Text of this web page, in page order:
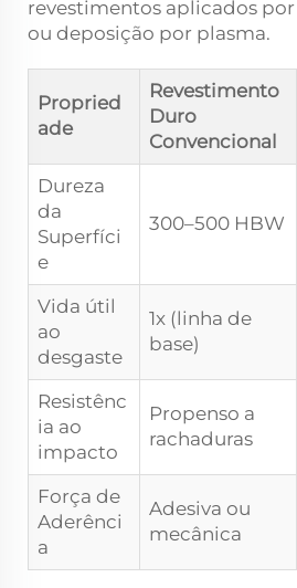
revestimentos aplicados
ou deposição por plasma.
Propried
ade
Revestimento
Duro
Convencional
Dureza
da
Superfíci
e
300–500 HBW
Vida útil
ao
desgaste
1x (linha de
base)
Resistênc
ia ao
impacto
Propenso a
rachaduras
Força de
Aderênci
a
Adesiva ou
mecânica